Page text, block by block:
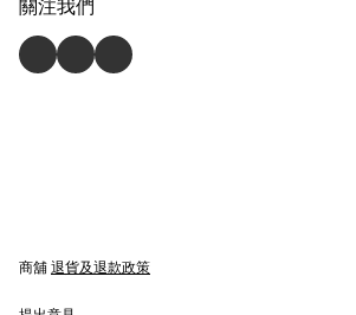
關注我們
商舖 退貨及退款政策